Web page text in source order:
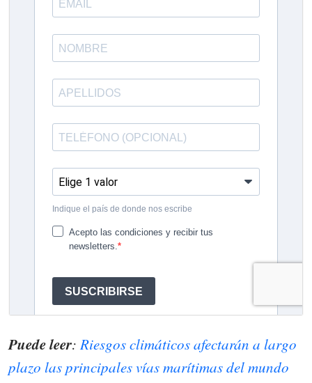
Puede leer: Riesgos climáticos afectarán a largo
plazo las principales vías marítimas del mundo